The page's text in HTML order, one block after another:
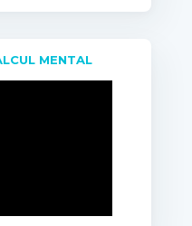
MENTAL